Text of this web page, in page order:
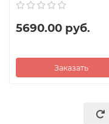
5690.00 руб.
Заказать